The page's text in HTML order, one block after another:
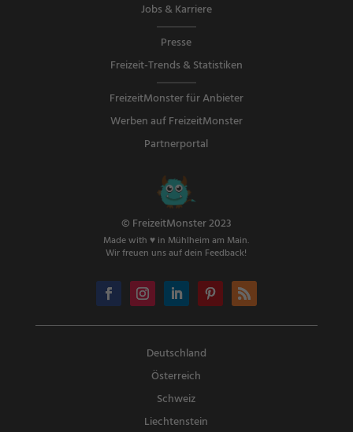
Jobs & Karriere
Presse
Freizeit-Trends & Statistiken
FreizeitMonster für Anbieter
Werben auf FreizeitMonster
Partnerportal
© FreizeitMonster 2023
Made with ♥ in Mühlheim am Main.
Wir freuen uns auf dein Feedback!
Deutschland
Österreich
Schweiz
Liechtenstein